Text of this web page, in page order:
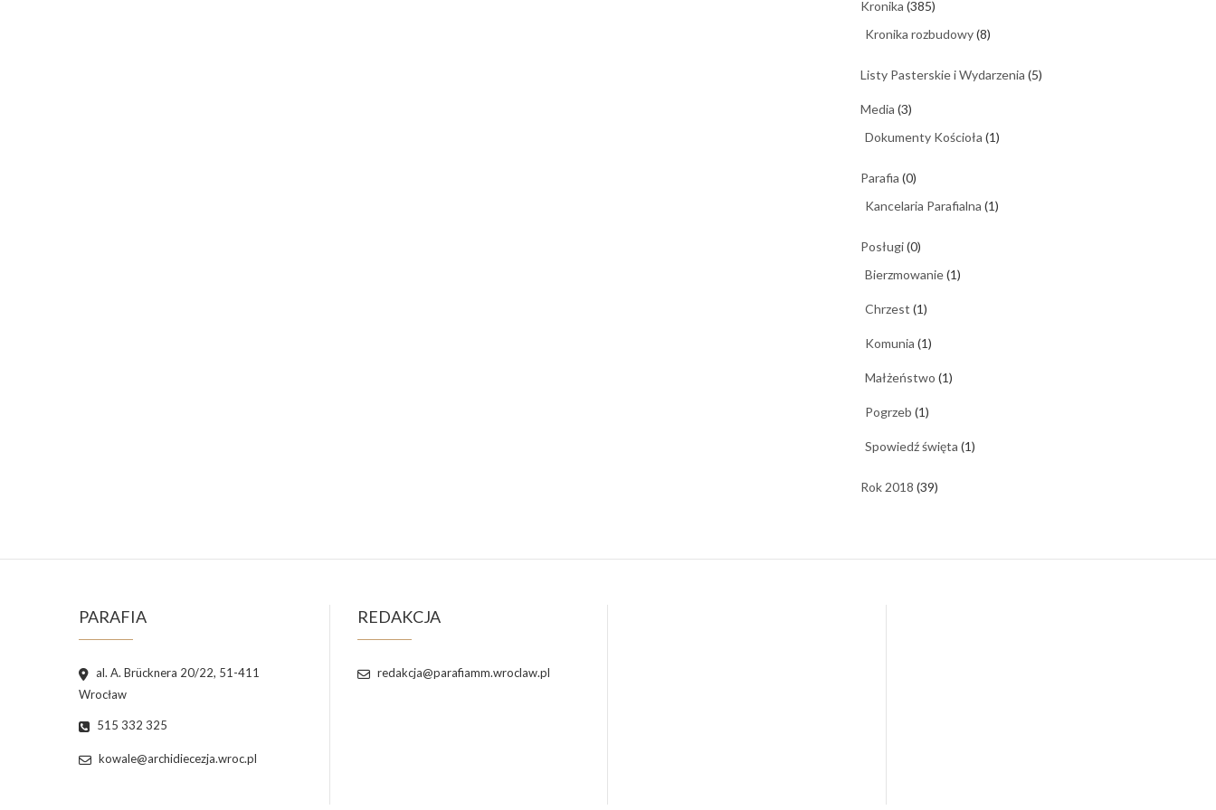
Kronika (385)
Kronika rozbudowy(8)
Listy Pasterskie i Wydarzenia (5)
Media (3)
Dokumenty Kościoła (1)
Parafia (0)
Kancelaria Parafialna (1)
Posługi(0)
Bierzmowanie(1)
Chrzest (1)
Komunia (1)
Małżeństwo (1)
Pogrzeb (1)
Spowiedź święta (1)
Rok 2018 (39)
PARAFIA
al. A. Brücknera 20/22, 51-411
Wrocław
515 332 325
kowale@archidiecezja.wroc.pl
REDAKCJA
redakcja@parafiamm.wroclaw.pl